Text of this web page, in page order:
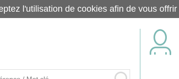
l'utilisation de cookies afin de vous